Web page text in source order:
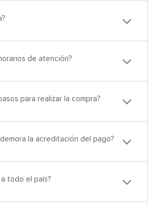
de atención?
para realizar la compra?
la acreditación del pago?
todo el país?